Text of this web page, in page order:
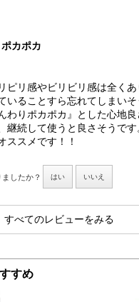
カポカ
ピリ感やビリビリ感は全くあ
いることすら忘れてしまいそ
わりポカポカ』とした心地良
継続して使うと良さそうです
ススメです！！
したか？ はい いいえ
すべてのレビューをみる
すめ